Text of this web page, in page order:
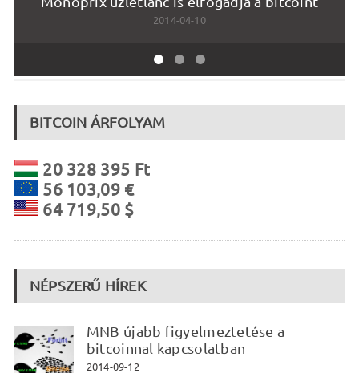
2014-04-10
BITCOIN ÁRFOLYAM
20 328 395 Ft
56 103,09 €
64 719,50 $
NÉPSZERŰ HÍREK
MNB újabb figyelmeztetése a
bitcoinnal kapcsolatban
2014-09-12